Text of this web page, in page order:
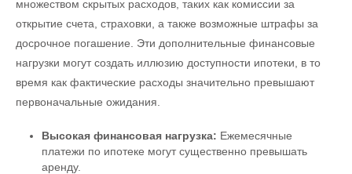
множеством скрытых расходов, таких как комиссии за
открытие счета, страховки, а также возможные штрафы за
досрочное погашение. Эти дополнительные финансовые
нагрузки могут создать иллюзию доступности ипотеки, в то
время как фактические расходы значительно превышают
первоначальные ожидания.
Высокая финансовая нагрузка: Ежемесячные
платежи по ипотеке могут существенно превышать
аренду.